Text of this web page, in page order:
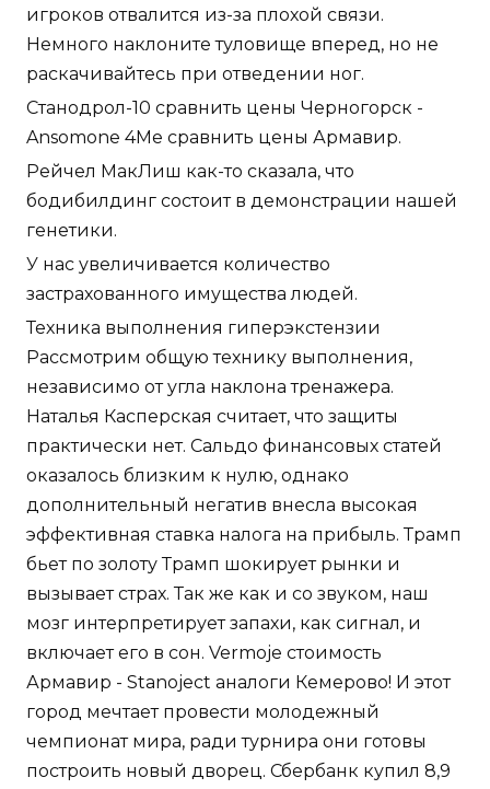
игроков отвалится из-за плохой связи.
Немного наклоните туловище вперед, но не
раскачивайтесь при отведении ног.
Станодрол-10 сравнить цены Черногорск -
Ansomone 4Me сравнить цены Армавир.
Рейчел МакЛиш как-то сказала, что
бодибилдинг состоит в демонстрации нашей
генетики.
У нас увеличивается количество
застрахованного имущества людей.
Техника выполнения гиперэкстензии
Рассмотрим общую технику выполнения,
независимо от угла наклона тренажера.
Наталья Касперская считает, что защиты
практически нет. Сальдо финансовых статей
оказалось близким к нулю, однако
дополнительный негатив внесла высокая
эффективная ставка налога на прибыль. Трамп
бьет по золоту Трамп шокирует рынки и
вызывает страх. Так же как и со звуком, наш
мозг интерпретирует запахи, как сигнал, и
включает его в сон. Vermoje стоимость
Армавир - Stanoject аналоги Кемерово! И этот
город мечтает провести молодежный
чемпионат мира, ради турнира они готовы
построить новый дворец. Сбербанк купил 8,9